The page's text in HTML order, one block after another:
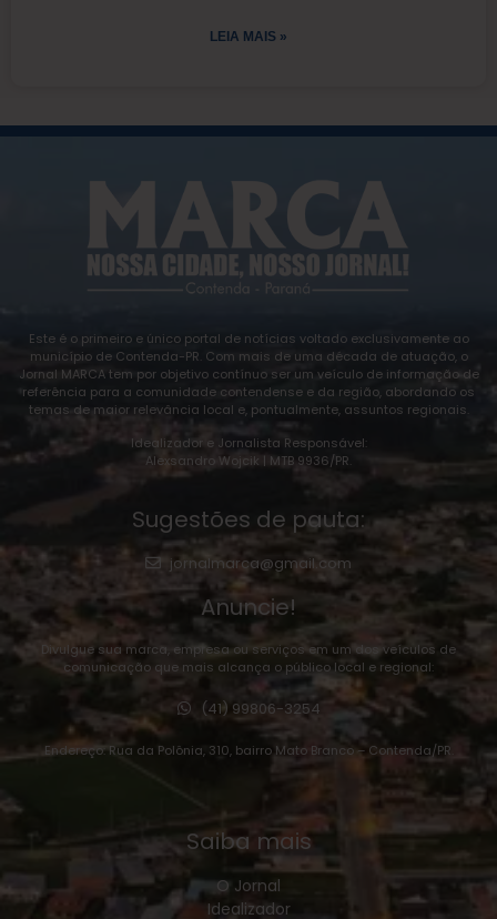
LEIA MAIS »
Este é o primeiro e único portal de notícias voltado exclusivamente ao
município de Contenda-PR. Com mais de uma década de atuação, o
Jornal MARCA tem por objetivo contínuo ser um veículo de informação de
referência para a comunidade contendense e da região, abordando os
temas de maior relevância local e, pontualmente, assuntos regionais.
Idealizador e Jornalista Responsável:
Alexsandro Wojcik | MTB 9936/PR.
Sugestões de pauta:
jornalmarca@gmail.com
Anuncie!
Divulgue sua marca, empresa ou serviços em um dos veículos de
comunicação que mais alcança o público local e regional:
(41) 99806-3254
Endereço: Rua da Polônia, 310, bairro Mato Branco – Contenda/PR.
Saiba mais
O Jornal
Idealizador